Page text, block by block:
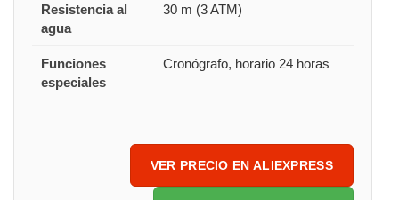
Resistencia al
agua
30 m (3 ATM)
Funciones
especiales
Cronógrafo, horario 24 horas
VER PRECIO EN ALIEXPRESS